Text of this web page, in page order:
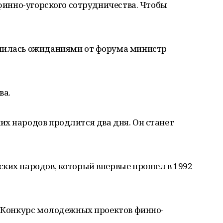
угорского сотрудничества. Чтобы
ожиданиями от форума министр
народов продлится два дня. Он станет
народов, который впервые прошел в 1992
молодежных проектов финно-